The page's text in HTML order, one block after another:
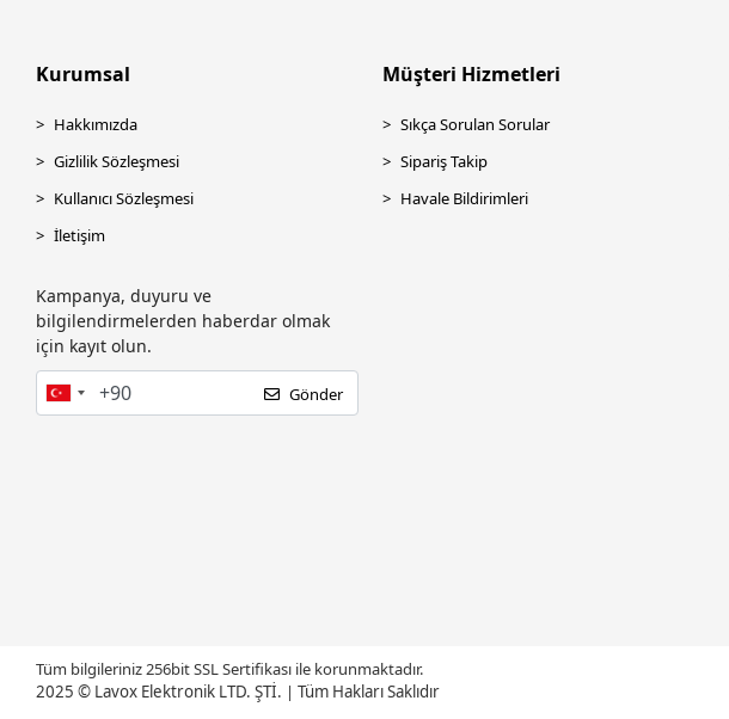
BITFENIX
BİX
Brother
Canon
Cas
Codegen
CODEGEN CODMAX
COMPAXE
DEİOG
Kurumsal
Hakkımızda
Gizlilik Sözleşmesi
Kullanıcı Sözleşmesi
İletişim
Kampanya, duyuru ve
bilgilendirmelerden haberdar olmak
için kayıt olun.
Gönder
Müşteri Hizmetleri
Sıkça Sorulan Sorular
Sipariş Takip
Havale Bildirimleri
Tüm bilgileriniz 256bit SSL Sertifikası ile korunmaktadır.
2025 © Lavox Elektronik LTD. ŞTİ. | Tüm Hakları Saklıdır